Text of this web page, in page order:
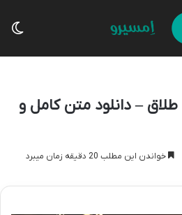
– دانلود متن کامل و
خواندن این مطلب 20 دقیقه زمان میبرد